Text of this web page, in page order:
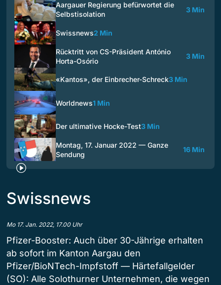
Aargauer Regierung befürwortet die
Selbstisolation
3 Min
Swissnews2 Min
Rücktritt von CS-Präsident António
Horta-Osório
3 Min
«Kantos», der Einbrecher-Schreck3 Min
Worldnews1 Min
Der ultimative Hocke-Test3 Min
Montag, 17. Januar 2022 — Ganze
Sendung
16 Min
Swissnews
Mo 17. Jan. 2022, 17.00 Uhr
Pfizer-Booster: Auch über 30-Jährige erhalten
ab sofort im Kanton Aargau den
Pfizer/BioNTech-Impfstoff — Härtefallgelder
(SO): Alle Solothurner Unternehmen, die wegen